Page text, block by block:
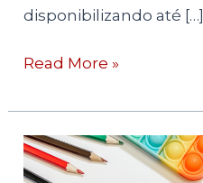
disponibilizando até […]
Read More »
CONVÊNIO:
COLÉGIO